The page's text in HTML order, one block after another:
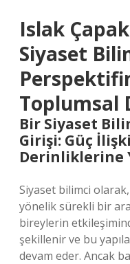
Islak
Siyaset
Toplumsal
Bir Siyaset
Girişi: Güç
Derinliklerine
Siyaset bilimci
yönelik sürekli bir
bireylerin
şekillenir ve bu
devam eder. Ancak